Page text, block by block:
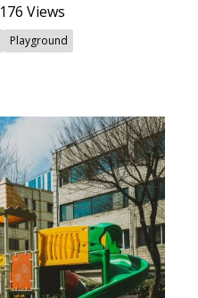
176 Views
Playground